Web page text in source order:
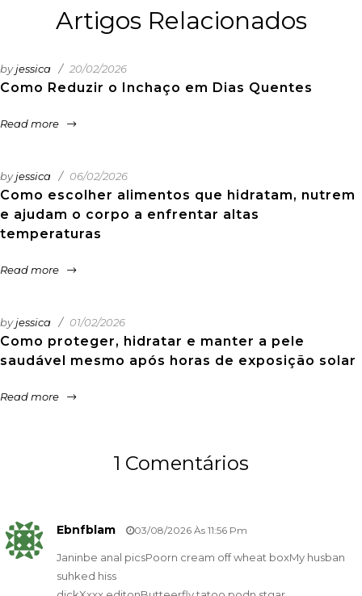
Artigos Relacionados
Como Reduzir o Inchaço em Dias Quentes
byjessica 20/02/2026
Read more
Como escolher alimentos que hidratam, nutrem
e ajudam o corpo a enfrentar altas
temperaturas
byjessica 06/02/2026
Read more
Como proteger, hidratar e manter a pele
saudável mesmo após horas de exposição solar
byjessica 01/02/2026
Read more
1 Comentários
Ebnfblam 03/08/2026 Às 11:56 Pm
Janinbe anal picsPoorn cream off wheat boxMy husban
suhked hiss